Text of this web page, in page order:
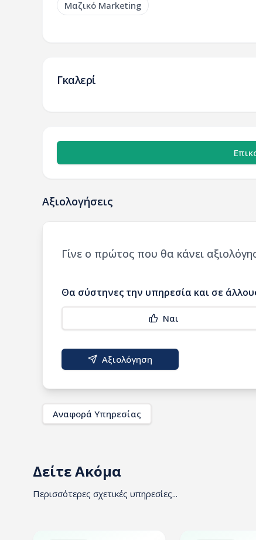
Μαζικό Marketing
Γκαλερί
Αξιολογήσεις
Γίνε ο πρώτος που θα κάνει
Θα σύστηνες την υπηρεσία και σε
Ναι
Αξιολόγηση
Αναφορά Υπηρεσίας
Δείτε Ακόμα
Περισσότερες σχετικές υπηρεσίες...